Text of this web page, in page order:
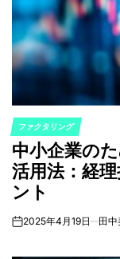
POSTED
IN
ファクタリング
中小企業の
活用法：経
ント
on2025年4月19日 田